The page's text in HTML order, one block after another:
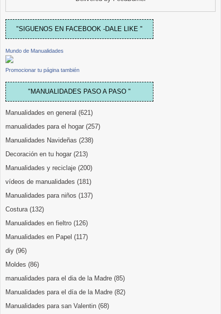
"SIGUENOS EN FACEBOOK -DALE LIKE "
Mundo de Manualidades
Promocionar tu página también
"MANUALIDADES PASO A PASO "
Manualidades en general (621)
manualidades para el hogar (257)
Manualidades Navideñas (238)
Decoración en tu hogar (213)
Manualidades y reciclaje (200)
vídeos de manualidades (181)
Manualidades para niños (137)
Costura (132)
Manualidades en fieltro (126)
Manualidades en Papel (117)
diy (96)
Moldes (86)
manualidades para el dia de la Madre (85)
Manualidades para el día de la Madre (82)
Manualidades para san Valentin (68)